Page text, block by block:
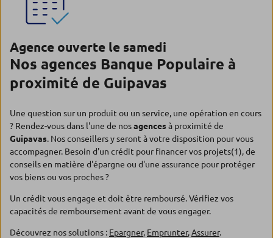
Agence ouverte le samedi
Nos agences Banque Populaire à
proximité de Guipavas
Une question sur un produit ou un service, une opération en cours
? Rendez-vous dans l'une de nosagencesà proximité de
Guipavas. Nos conseillers y seront à votre disposition pour vous
accompagner. Besoin d'un crédit pour financer vos projets(1), de
conseils en matière d'épargne ou d'une assurance pour protéger
vos biens ou vos proches ?
Un crédit vous engage et doit être remboursé. Vérifiez vos
capacités de remboursement avant de vous engager.
Découvrez nos solutions : Epargner, Emprunter,Assurer.